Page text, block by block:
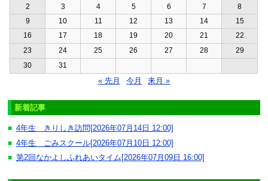
2
3 4 5 6 7
8
9
10 11 12 13 14
15
16
17 18 19 20 21
22
23
24 25 26 27 28
29
30
31
« 先月 今月 来月 »
新着記事
■ 4年生 きりしき訪問[2026年07月14日 12:00]
■ 4年生 ごみスクール[2026年07月10日 12:00]
■ 第2回なかよしふれあいタイム[2026年07月09日 16:00]